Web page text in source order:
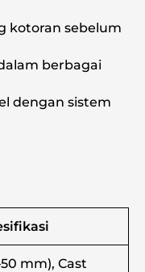
kotoran sebelum
berbagai
dengan sistem
mm), Cast